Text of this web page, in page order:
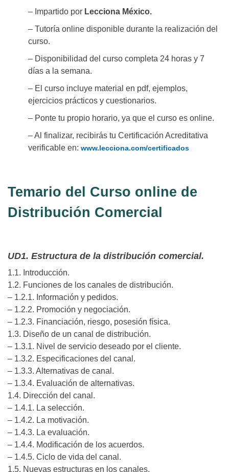
– Impartido por Lecciona México.
– Tutoría online disponible durante la realización del
curso.
– Disponibilidad del curso completa 24 horas y 7
días a la semana.
– El curso incluye material en pdf, ejemplos,
ejercicios prácticos y cuestionarios.
– Ponte tu propio horario, ya que el curso es online.
– Al finalizar, recibirás tu Certificación Acreditativa
verificable en: www.lecciona.com/certificados
Temario del Curso online de
Distribución Comercial
UD1. Estructura de la distribución comercial.
1.1. Introducción.
1.2. Funciones de los canales de distribución.
– 1.2.1. Información y pedidos.
– 1.2.2. Promoción y negociación.
– 1.2.3. Financiación, riesgo, posesión física.
1.3. Diseño de un canal de distribución.
– 1.3.1. Nivel de servicio deseado por el cliente.
– 1.3.2. Especificaciones del canal.
– 1.3.3. Alternativas de canal.
– 1.3.4. Evaluación de alternativas.
1.4. Dirección del canal.
– 1.4.1. La selección.
– 1.4.2. La motivación.
– 1.4.3. La evaluación.
– 1.4.4. Modificación de los acuerdos.
– 1.4.5. Ciclo de vida del canal.
1.5. Nuevas estructuras en los canales.